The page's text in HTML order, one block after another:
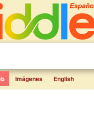
Imágenes English